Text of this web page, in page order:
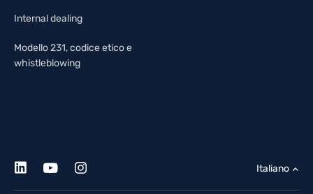
Internal dealing
Modello 231, codice etico e
whistleblowing
Italiano